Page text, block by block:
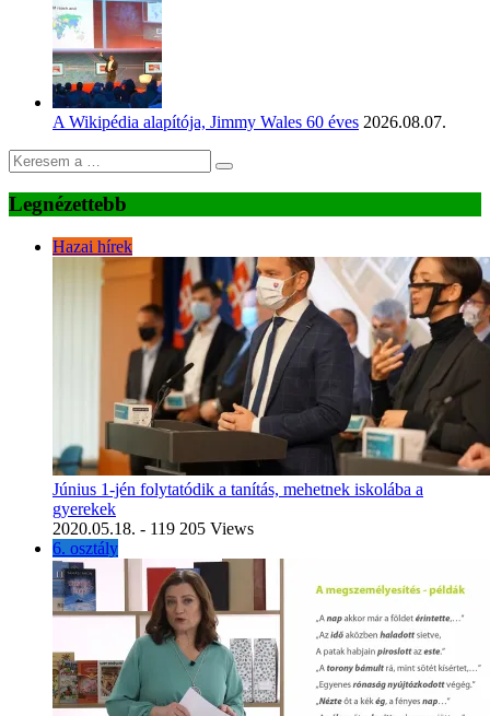
A Wikipédia alapítója, Jimmy Wales 60 éves 2026.08.07.
Legnézettebb
Hazai hírek
Június 1-jén folytatódik a tanítás, mehetnek iskolába a
gyerekek
2020.05.18. - 119 205 Views
6. osztály